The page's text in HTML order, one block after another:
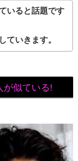
いると話題です
ていきます。
が似ている!